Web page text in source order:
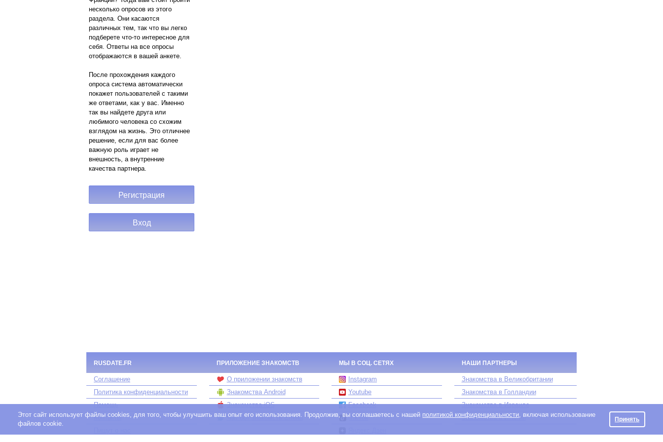
несколько опросов из этого
раздела. Они касаются
различных тем, так что вы легко
подберете что-то интересное для
себя. Ответы на все опросы
отображаются в вашей анкете.
После прохождения каждого
опроса система автоматически
покажет пользователей с такими
же ответами, как у вас. Именно
так вы найдете друга или
любимого человека со схожим
взглядом на жизнь. Это отличнее
решение, если для вас более
важную роль играет не
внешность, а внутренние
качества партнера.
RUSDATE.FR ПРИЛОЖЕНИЕ ЗНАКОМСТВ МЫ В СОЦ. СЕТЯХ НАШИ ПАРТНЕРЫ
Соглашение
Политика конфиденциальности
Помощь
Контакты
О приложении знакомств
Знакомства Android
Знакомства iOS
Чат бот знакомств Елена
Instagram
Youtube
Facebook
TikTok
Знакомства в Великобритании
Знакомства в Голландии
Знакомства в Израиле
Знакомства в Италии
Этот сайт использует файлы cookies, для того, чтобы улучшить ваш опыт его использования. Продолжив, вы соглашаетесь с нашей политикой конфиденциальности, включая использование
файлов cookie.
Принять